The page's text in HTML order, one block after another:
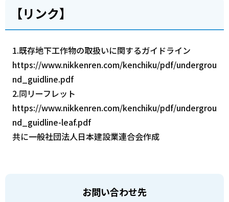
【リンク】
1.既存地下工作物の取扱いに関するガイドライン
https://www.nikkenren.com/kenchiku/pdf/undergrou
nd_guidline.pdf
2.同リーフレット
https://www.nikkenren.com/kenchiku/pdf/undergrou
nd_guidline-leaf.pdf
共に一般社団法人日本建設業連合会作成
お問い合わせ先